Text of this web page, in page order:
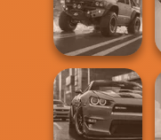
Real Drift
Multiplayer
4x4 Offroader